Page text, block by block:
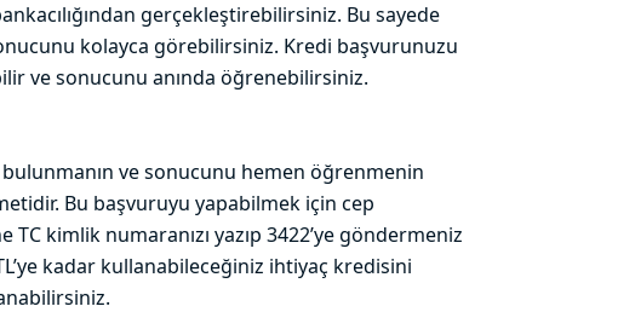
gerçekleştirebilirsiniz. Bu sayede
kolayca görebilirsiniz. Kredi başvurunuzu
ve sonucunu anında öğrenebilirsiniz.
ve sonucunu hemen öğrenmenin
Bu başvuruyu yapabilmek için cep
kimlik numaranızı yazıp 3422’ye göndermeniz
kadar kullanabileceğiniz ihtiyaç kredisini